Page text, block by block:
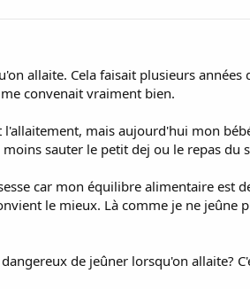
allaite. Cela faisait plusieurs
convenait vraiment bien.
l'allaitement, mais aujourd'hui mon
sauter le petit dej ou le repas du
car mon équilibre alimentaire est
le mieux. Là comme je ne jeûne
de jeûner lorsqu'on allaite?